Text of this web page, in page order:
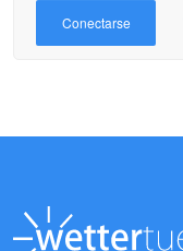
Conectarse